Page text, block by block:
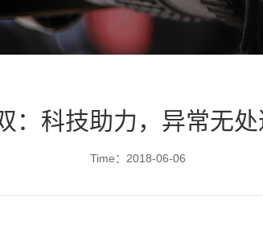
：科技助力，异常无
Time：2018-06-06